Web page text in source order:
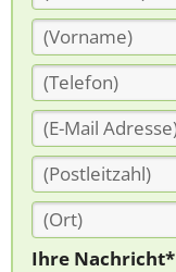
Ihre Nachricht*